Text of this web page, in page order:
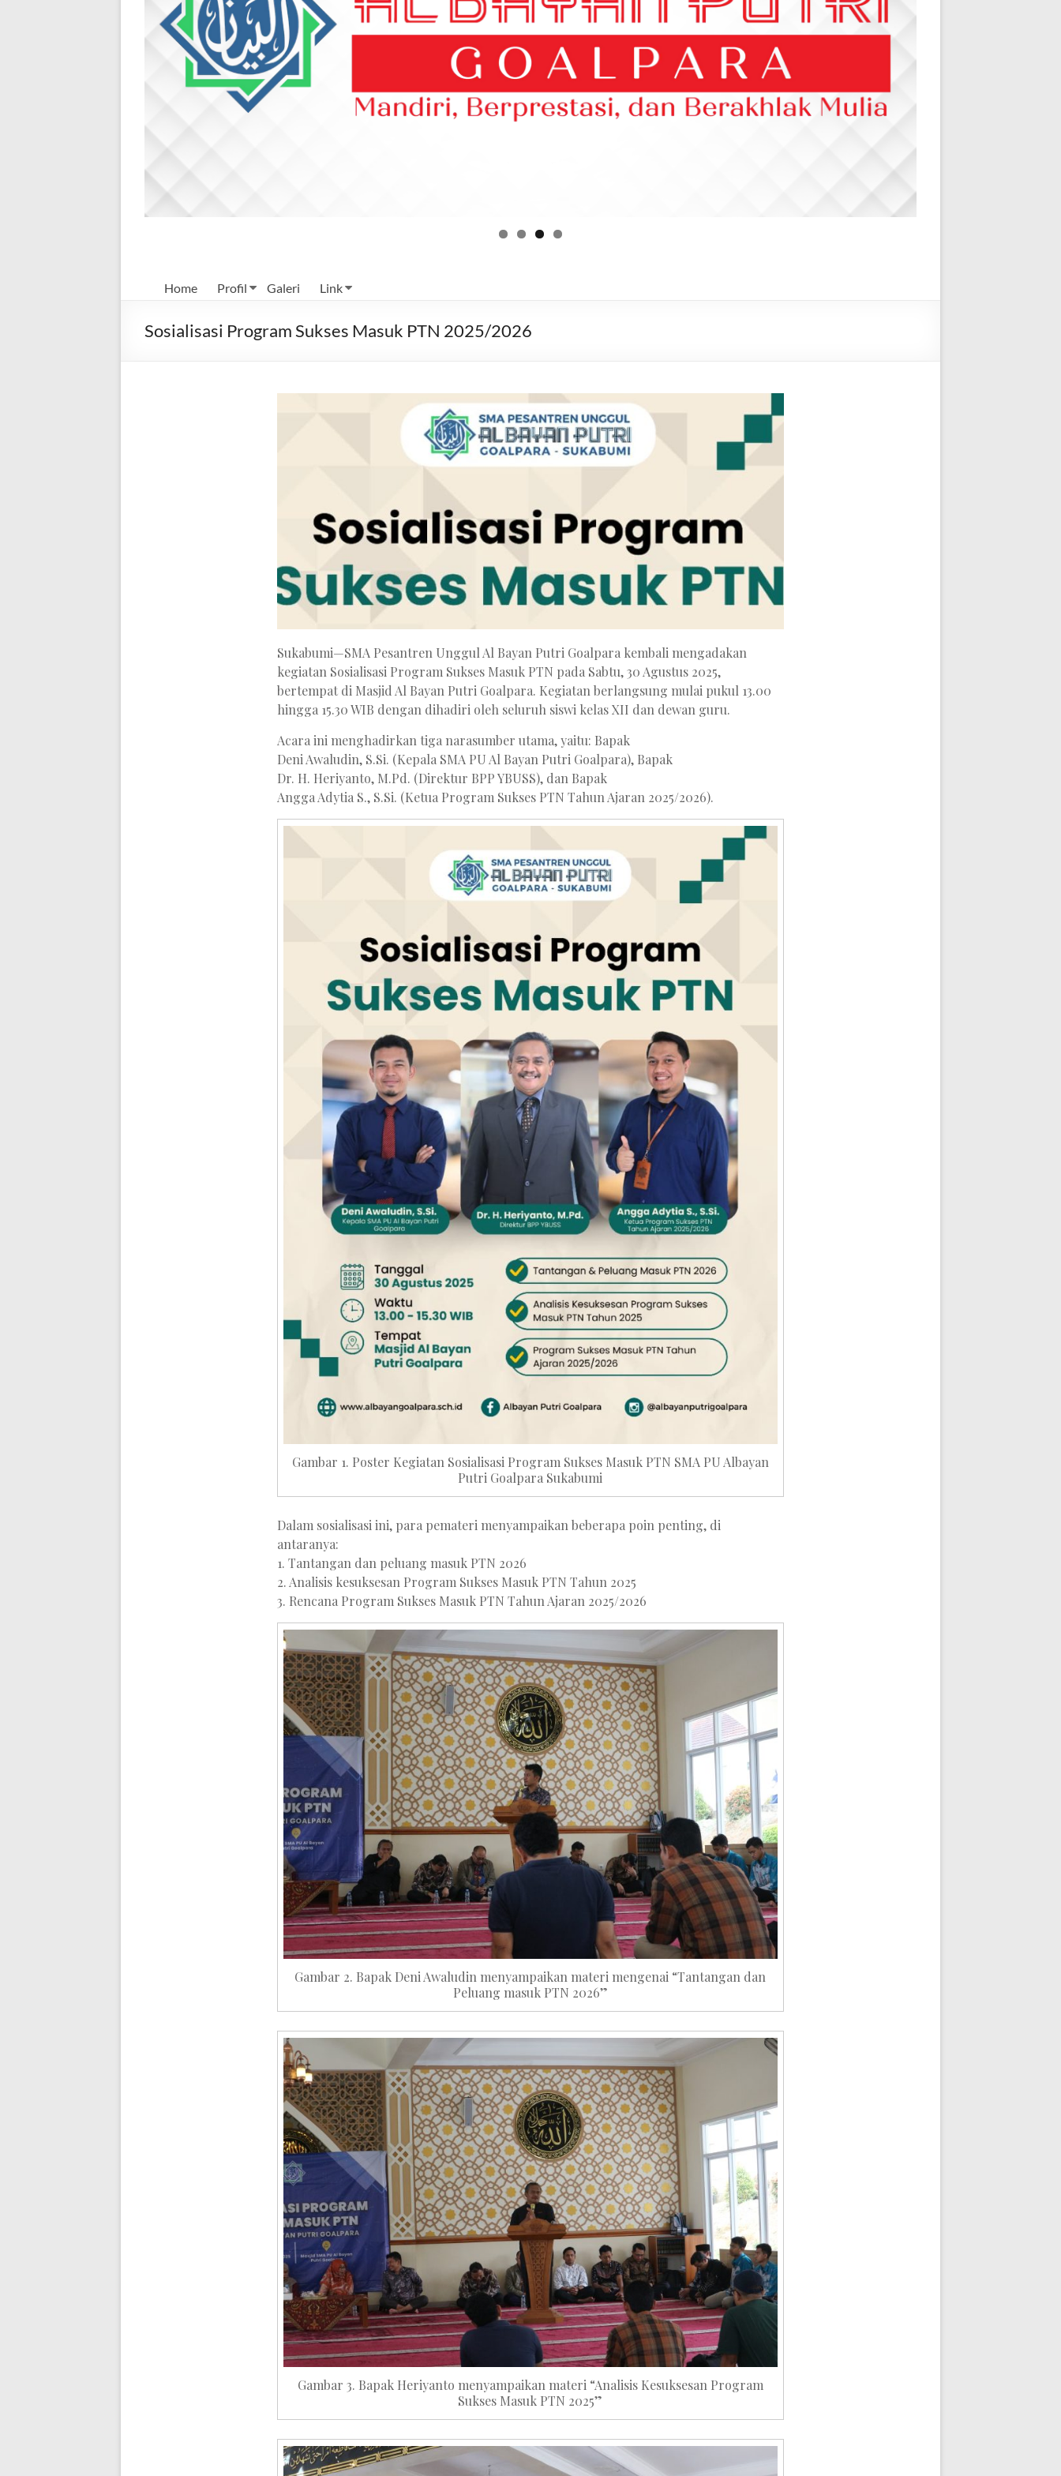
Mulia
Home Profil Galeri Link
Sosialisasi Program Sukses Masuk PTN 2025/2026
Sukabumi—SMA Pesantren Unggul Al Bayan Putri Goalpara kembali mengadakan
kegiatan Sosialisasi Program Sukses Masuk PTN pada Sabtu, 30 Agustus 2025,
bertempat di Masjid Al Bayan Putri Goalpara. Kegiatan berlangsung mulai pukul 13.00
hingga 15.30 WIB dengan dihadiri oleh seluruh siswi kelas XII dan dewan guru.
Acara ini menghadirkan tiga narasumber utama, yaitu: Bapak
Deni Awaludin, S.Si. (Kepala SMA PU Al Bayan Putri Goalpara), Bapak
Dr. H. Heriyanto, M.Pd. (Direktur BPP YBUSS), dan Bapak
Angga Adytia S., S.Si. (Ketua Program Sukses PTN Tahun Ajaran 2025/2026).
Gambar 1. Poster Kegiatan Sosialisasi Program Sukses Masuk PTN SMA PU Albayan
Putri Goalpara Sukabumi
Dalam sosialisasi ini, para pemateri menyampaikan beberapa poin penting, di
antaranya:
1. Tantangan dan peluang masuk PTN 2026
2. Analisis kesuksesan Program Sukses Masuk PTN Tahun 2025
3. Rencana Program Sukses Masuk PTN Tahun Ajaran 2025/2026
Gambar 2. Bapak Deni Awaludin menyampaikan materi mengenai “Tantangan dan
Peluang masuk PTN 2026”
Gambar 3. Bapak Heriyanto menyampaikan materi “Analisis Kesuksesan Program
Sukses Masuk PTN 2025”